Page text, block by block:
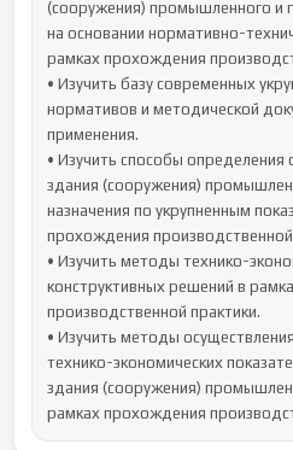
(сооружения) промышленного и
на основании нормативно-
рамках прохождения
• Изучить базу современных
нормативов и методической
применения.
• Изучить способы определения
здания (сооружения)
назначения по укрупненным
прохождения производственной
• Изучить методы технико-
конструктивных решений в
производственной практики.
• Изучить методы
технико-экономических
здания (сооружения)
рамках прохождения